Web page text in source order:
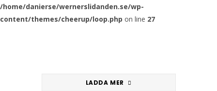
/home/danierse/wernerslidanden.se/wp-
content/themes/cheerup/loop.php on line 27
LADDA MER